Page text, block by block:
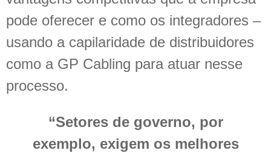
pode oferecer e como os integradores –
usando a capilaridade de distribuidores
como a GP Cabling para atuar nesse
processo.
“Setores de governo, por
exemplo, exigem os melhores